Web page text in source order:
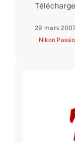
29 mars
Nikon